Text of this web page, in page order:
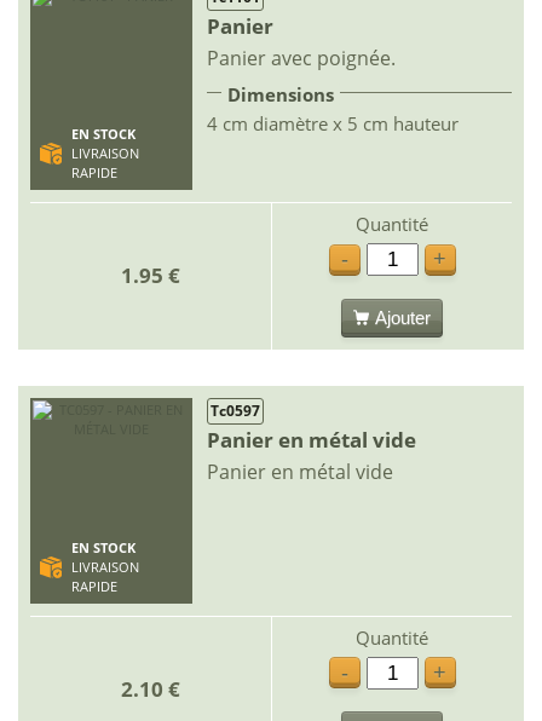
EN STOCK
LIVRAISON
RAPIDE
Panier
Panier avec poignée.
Dimensions
4 cm diamètre x 5 cm hauteur
1.95 €
Quantité
-
+
Ajouter
EN STOCK
LIVRAISON
RAPIDE
Tc0597
Panier en métal vide
Panier en métal vide
2.10 €
Quantité
-
+